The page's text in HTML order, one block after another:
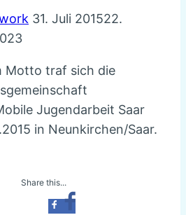
31. Juli 201522.
Motto traf sich die
Jugendarbeit Saar
in Neunkirchen/Saar.
Share this...